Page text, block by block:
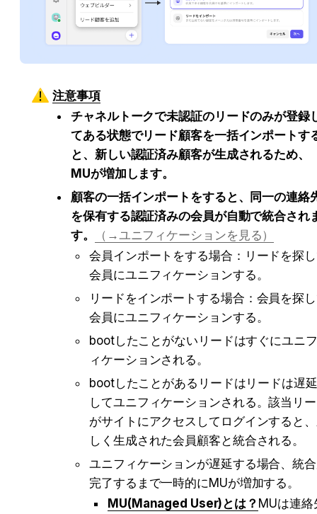
注意事項
チャネルトークで未認証のリードのみが登録
てある状態でリード顧客を一括インポートす
と、新しい認証済み顧客が生成されるため、
MUが増加します。
顧客の一括インポートをすると、同一の連絡
を保有する認証済みの会員が自動で統合され
す。
（→ユニフィケーションを見る）
会員インポートをする場合：リードを探
会員にユニフィケーションする。
リードをインポートする場合：会員を探
会員にユニフィケーションする。
bootしたことがないリードはすぐにユニフ
ィケーションされる。
bootしたことがあるリードはリードは遅延
してユニフィケーションされる。該当リ
がサイトにアクセスしてログインすると
しく生成された会員顧客と統合される。
ユニフィケーションが遅延する場合、統
完了するまで一時的にMUが増加する。
MU(Managed User)とは？ MUは連絡